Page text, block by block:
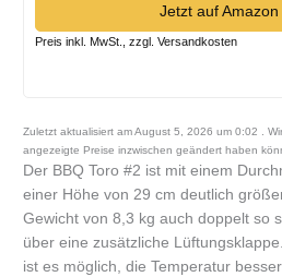
Jetzt auf
Preis inkl. MwSt., zzgl. Versandkosten
Zuletzt aktualisiert am August 5, 2026 um 0:02 .
angezeigte Preise inzwischen geändert haben
Der BBQ Toro #2 ist mit einem
einer Höhe von 29 cm deutlich
Gewicht von 8,3 kg auch doppelt so
über eine zusätzliche
ist es möglich, die Temperatur